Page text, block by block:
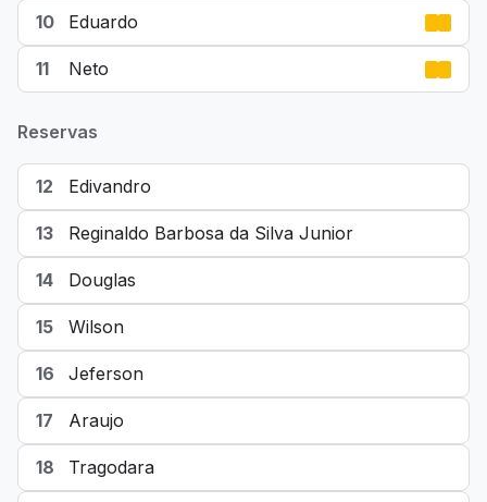
10 Eduardo
11 Neto
Reservas
12 Edivandro
13 Reginaldo Barbosa da Silva Junior
14 Douglas
15 Wilson
16 Jeferson
17 Araujo
18 Tragodara